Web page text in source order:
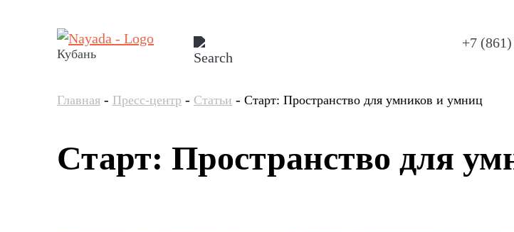
Кубань
+7
Главная - Пресс-центр - Статьи - Старт: Пространство для умников и умниц
Старт: Пространство для